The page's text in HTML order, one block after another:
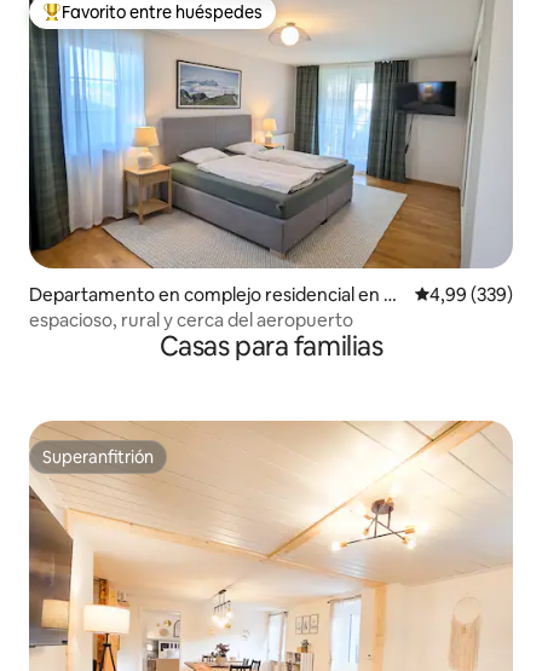
Favorito entre los huéspedes más destacados
Favorito entre huéspedes
Departamento en complejo residencial en H
ochfelden
Calificación
4,99 (339)
espacioso, rural y cerca del aeropuerto
Casas para familias
Superanfitrión
Superanfitrión